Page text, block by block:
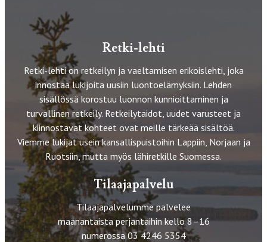
Retki-lehti
Retki-lehti on retkeilyn ja vaeltamisen erikoislehti, joka
innostaa lukijoita uusiin luontoelämyksiin. Lehden
sisällössä korostuu luonnon kunnioittaminen ja
turvallinen retkeily. Retkeilytaidot, uudet varusteet ja
kiinnostavat kohteet ovat meille tärkeää sisältöä.
Viemme lukijat usein kansallispuistoihin Lappiin, Norjaan ja
Ruotsiin, mutta myös lähiretkille Suomessa.
Tilaajapalvelu
Tilaajapalvelumme palvelee
maanantaista perjantaihin kello 8–16
numerossa 03 4246 5354